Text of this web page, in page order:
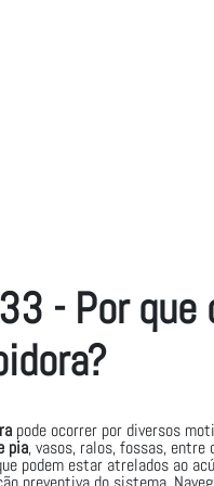
- Por que
pode ocorrer por diversos
pia, vasos, ralos, fossas,
podem estar atrelados ao